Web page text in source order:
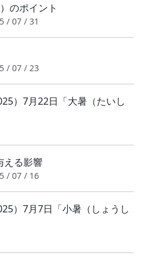
のポイント
/ 07 / 31
/ 07 / 23
）7月22日「大暑（たいし
える影響
/ 07 / 16
）7月7日「小暑（しょうし